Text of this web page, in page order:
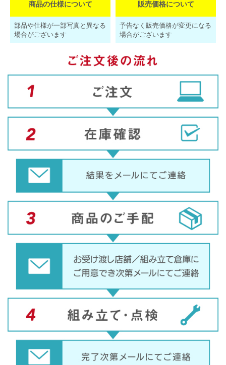
商品の仕様について
部品や仕様が一部写真と異なる
場合がございます
販売価格について
予告なく販売価格が変更になる
場合がございます